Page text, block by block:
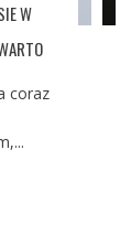
W
coraz